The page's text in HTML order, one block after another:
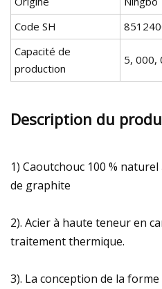
Code SH
Capacité de
production
5, 000,
Description du
1) Caoutchouc 100 %
de graphite
2). Acier à haute teneur en
traitement thermique.
3). La conception de la